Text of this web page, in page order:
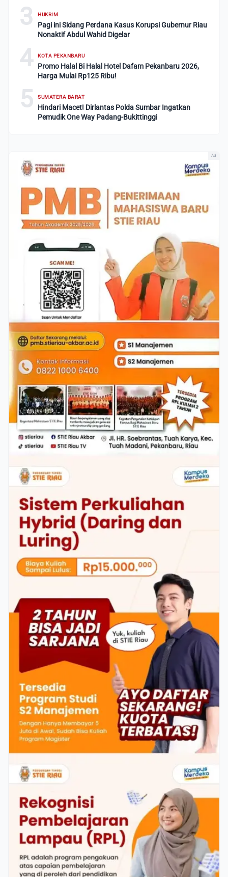
3 HUKRIM
Pagi ini Sidang Perdana Kasus Korupsi Gubernur Riau
Nonaktif Abdul Wahid Digelar
4 KOTA PEKANBARU
Promo Halal Bi Halal Hotel Dafam Pekanbaru 2026,
Harga Mulai Rp125 Ribu!
5 SUMATERA BARAT
Hindari Macet! Dirlantas Polda Sumbar Ingatkan
Pemudik One Way Padang-Bukittinggi
Ad